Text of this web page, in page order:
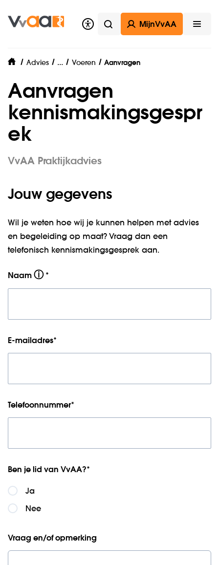
Zoeken
MijnVvAA
home
Advies ... Praktijk
Voeren Aanvragen
Aanvragen
kennismakingsgespr
ek
VvAA Praktijkadvies
Jouw gegevens
Wil je weten hoe wij je kunnen helpen met advies
en begeleiding op maat? Vraag dan een
telefonisch kennismakingsgesprek aan.
Naam ⓘ *
E-mailadres*
Telefoonnummer*
Ben je lid van VvAA?*
Ja
Nee
Vraag en/of opmerking